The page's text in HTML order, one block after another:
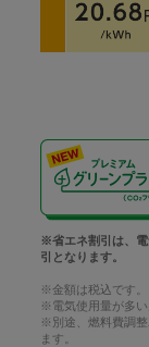
※省エネ割引は、電
引となります。
※金額は税込です。
※電気使用量が多い
※別途、燃料費調整
ます。